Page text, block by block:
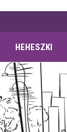
HEHESZKI